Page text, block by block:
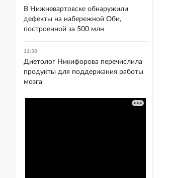
В Нижневартовске обнаружили
дефекты на набережной Оби,
построенной за 500 млн
11:38
Диетолог Никифорова перечислила
продукты для поддержания работы
мозга